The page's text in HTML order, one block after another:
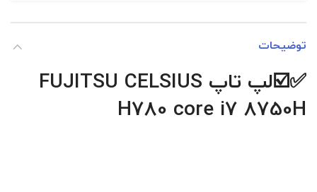
توضیحات
✅☑️
لپ تاپ FUJITSU CELSIUS
H780 core i7 8750H